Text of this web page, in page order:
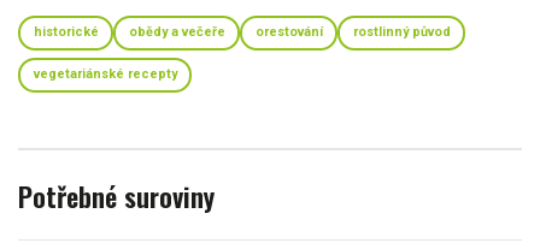
historické obědy a večeře orestování rostlinný původ
vegetariánské recepty
Potřebné suroviny